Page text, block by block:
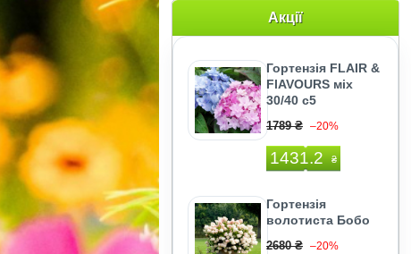
Акції
Гортензія FLAIR &
FlAVOURS міх
30/40 с5
1789 ₴ –20%
1431.2 ₴
Гортензія
волотиста Бобо
2680 ₴ –20%